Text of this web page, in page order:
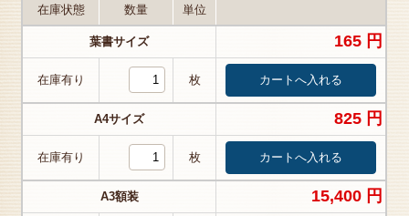
在庫状態 数量 単位
葉書サイズ 165 円
在庫有り 枚
A4サイズ 825 円
在庫有り 枚
A3額装 15,400 円